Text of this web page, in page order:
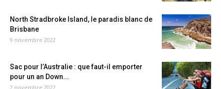
North Stradbroke Island, le paradis blanc de
Brisbane
9 novembre 2022
Sac pour l’Australie : que faut-il emporter
pour un an Down...
2 novembre 2022